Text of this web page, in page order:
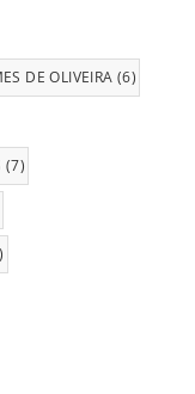
DE OLIVEIRA (6)
(7)